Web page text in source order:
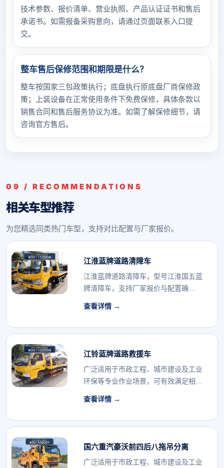
技术参数、报价清单、营业执照、产品认证证书和售后
承诺书。如需报备采购意向，请通过页面联系入口提
交。
整车售后保修范围和期限是什么？
整车按国家三包政策执行；底盘执行原底盘厂商保修政
策；上装设备在正常使用条件下免费保修，具体条款以
销售合同和售后服务协议为准。如需了解保修细节，请
咨询官方售后。
09 / RECOMMENDATIONS
相关车型推荐
为您精选同类热门车型，支持对比配置与厂家报价。
江淮蓝牌道路清障车
江淮蓝牌道路清障车，型号江淮国五蓝
牌清障车，支持厂家报价与配置确
认。...
查看详情 →
江铃蓝牌道路救援车
广泛适用于市政工程、城市建设及工业
环保等专业作业场景，可有效满足相关
行业的专用车辆配...
查看详情 →
国六重汽豪沃前四后八拖吊分离
广泛适用于市政工程、城市建设及工业